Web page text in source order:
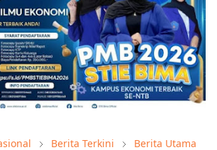
Berita Terkini Berita Utama